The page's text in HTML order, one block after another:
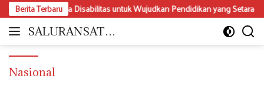
Langsung
ke
konten
Berita Terbaru
Perda Disabilitas untuk Wujudkan Pendidikan yang Setara dan Inklusif
SALURANSATU.
Moderat
Nasional